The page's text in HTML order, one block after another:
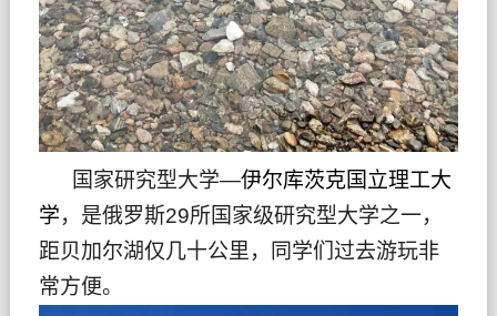
国家研究型大学—伊尔库茨克国立理工大
学，是俄罗斯29所国家级研究型大学之一，
距贝加尔湖仅几十公里，同学们过去游玩非
常方便。